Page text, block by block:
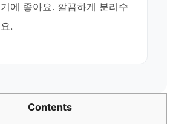
에 좋아요. 깔끔하게 분리수
.
Contents